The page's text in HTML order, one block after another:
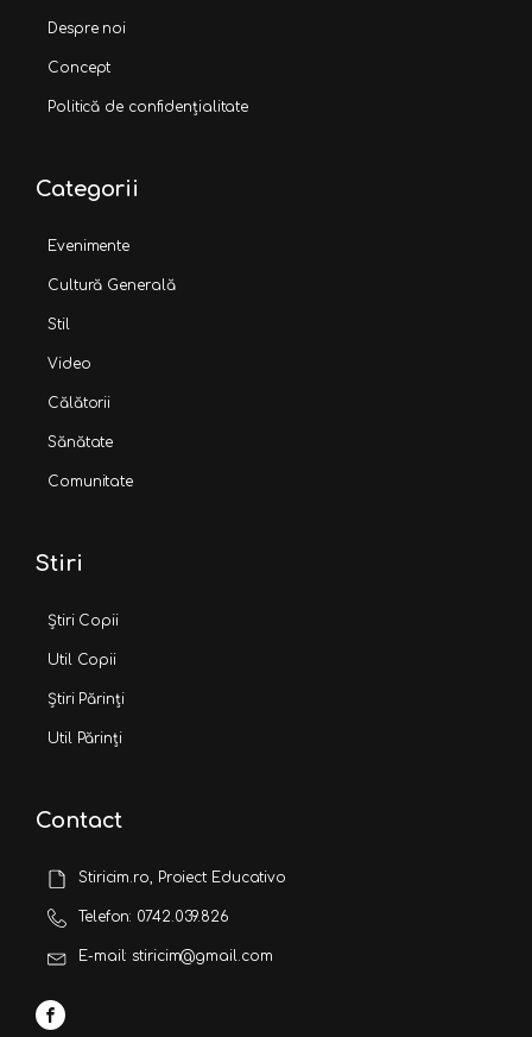
Despre noi
Concept
Politică de confidențialitate
Categorii
Evenimente
Cultură Generală
Stil
Video
Călătorii
Sănătate
Comunitate
Stiri
Știri Copii
Util Copii
Știri Părinți
Util Părinți
Contact
Stiricim.ro, Proiect Educativo
Telefon: 0742.039.826
E-mail: stiricim@gmail.com